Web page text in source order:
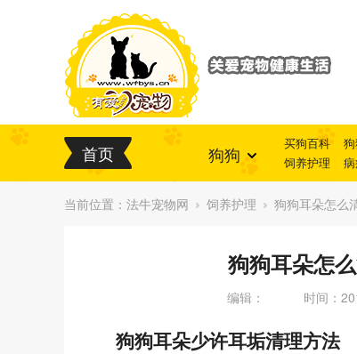
首页 狗狗 买狗百科
饲养护理
当前位置： 法牛宠物网 饲养护理 狗狗耳朵怎么
狗狗耳朵怎
编辑： 时间：
狗狗耳朵少许耳垢清理方法